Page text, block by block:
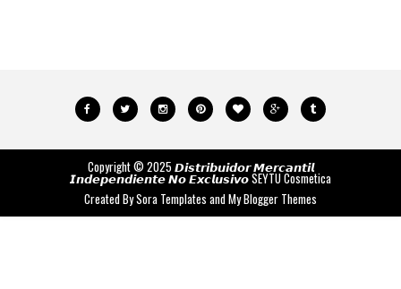
Copyright © 2025 𝘿𝙞𝙨𝙩𝙧𝙞𝙗𝙪𝙞𝙙𝙤𝙧 𝙈𝙚𝙧𝙘𝙖𝙣𝙩𝙞𝙡
𝙄𝙣𝙙𝙚𝙥𝙚𝙣𝙙𝙞𝙚𝙣𝙩𝙚 𝙉𝙤 𝙀𝙭𝙘𝙡𝙪𝙨𝙞𝙫𝙤SEYTU Cosmetica
Created BySora Templates andMy Blogger Themes